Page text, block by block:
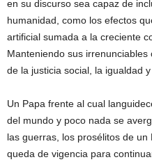
en su discurso sea capaz de
humanidad, como los efectos
artificial sumada a la creciente
Manteniendo sus
de la justicia social, la igualdad y
Un Papa frente al cual
del mundo y poco nada se
las guerras, los prosélitos de
queda de vigencia para